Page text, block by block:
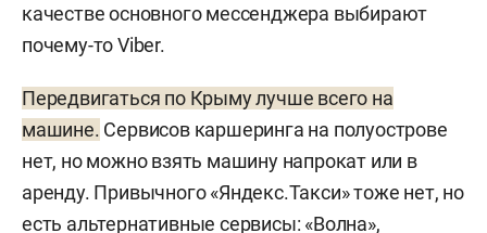
качестве основного мессенджера выбирают
почему-то Viber.
Передвигаться по Крыму лучше всего на
машине. Сервисов каршеринга на полуострове
нет, но можно взять машину напрокат или в
аренду. Привычного «Яндекс.Такси» тоже нет, но
есть альтернативные сервисы: «Волна»,